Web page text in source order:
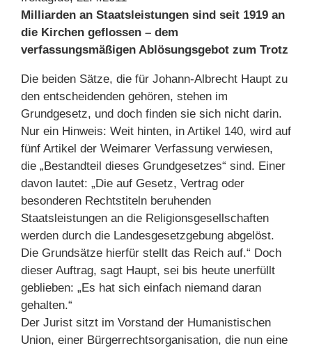
Milliarden an Staatsleistungen sind seit 1919 an
die Kirchen geflossen – dem
verfassungsmäßigen Ablösungsgebot zum Trotz
Die beiden Sätze, die für Johann-Albrecht Haupt zu
den entscheidenden gehören, stehen im
Grundgesetz, und doch finden sie sich nicht darin.
Nur ein Hinweis: Weit hinten, in Artikel 140, wird auf
fünf Artikel der Weimarer Verfassung verwiesen,
die „Bestandteil dieses Grundgesetzes“ sind. Einer
davon lautet: „Die auf Gesetz, Vertrag oder
besonderen Rechtstiteln beruhenden
Staatsleistungen an die Religionsgesellschaften
werden durch die Landesgesetzgebung abgelöst.
Die Grundsätze hierfür stellt das Reich auf.“ Doch
dieser Auftrag, sagt Haupt, sei bis heute unerfüllt
geblieben: „Es hat sich einfach niemand daran
gehalten.“
Der Jurist sitzt im Vorstand der Humanistischen
Union, einer Bürgerrechtsorganisation, die nun eine